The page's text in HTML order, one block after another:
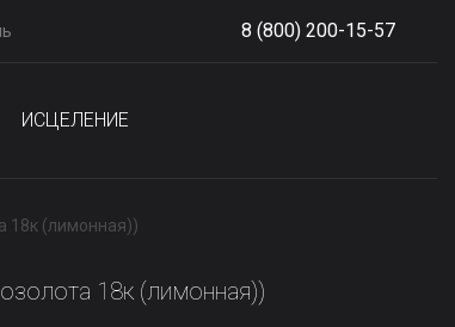
8 (800) 200-15-57
ИСЦЕЛЕНИЕ
18к (лимонная))
18к (лимонная))